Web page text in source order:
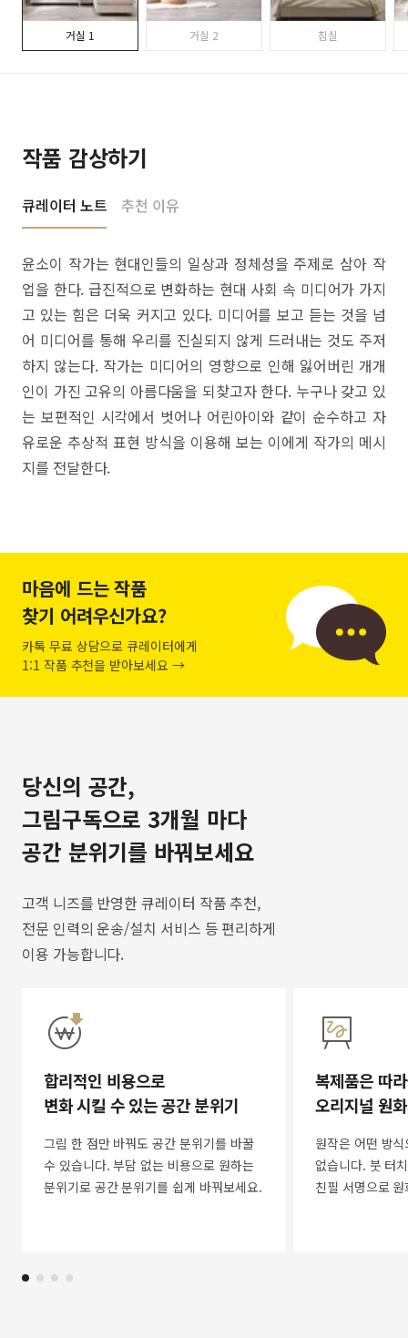
거실 1 거실 2 침실
작품 감상하기
큐레이터 노트 추천 이유
윤소이 작가는 현대인들의 일상과 정체성을 주제로 삼아 작
업을 한다. 급진적으로 변화하는 현대 사회 속 미디어가 가지
고 있는 힘은 더욱 커지고 있다. 미디어를 보고 듣는 것을 넘
어 미디어를 통해 우리를 진실되지 않게 드러내는 것도 주저
하지 않는다. 작가는 미디어의 영향으로 인해 잃어버린 개개
인이 가진 고유의 아름다움을 되찾고자 한다. 누구나 갖고 있
는 보편적인 시각에서 벗어나 어린아이와 같이 순수하고 자
유로운 추상적 표현 방식을 이용해 보는 이에게 작가의 메시
지를 전달한다.
마음에 드는 작품
찾기 어려우신가요?
카톡 무료 상담으로 큐레이터에게
1:1 작품 추천을 받아보세요 →
당신의 공간,
그림구독으로 3개월 마다
공간 분위기를 바꿔보세요
고객 니즈를 반영한 큐레이터 작품 추천,
전문 인력의 운송/설치 서비스 등 편리하게
이용 가능합니다.
합리적인 비용으로
변화 시킬 수 있는 공간 분위기
그림 한 점만 바꿔도 공간 분위기를 바꿀
수 있습니다. 부담 없는 비용으로 원하는
분위기로 공간 분위기를 쉽게 바꿔보세요.
복제품은 따
오리지널 원
원작은 어떤 방
없습니다. 붓 터
친필 서명으로